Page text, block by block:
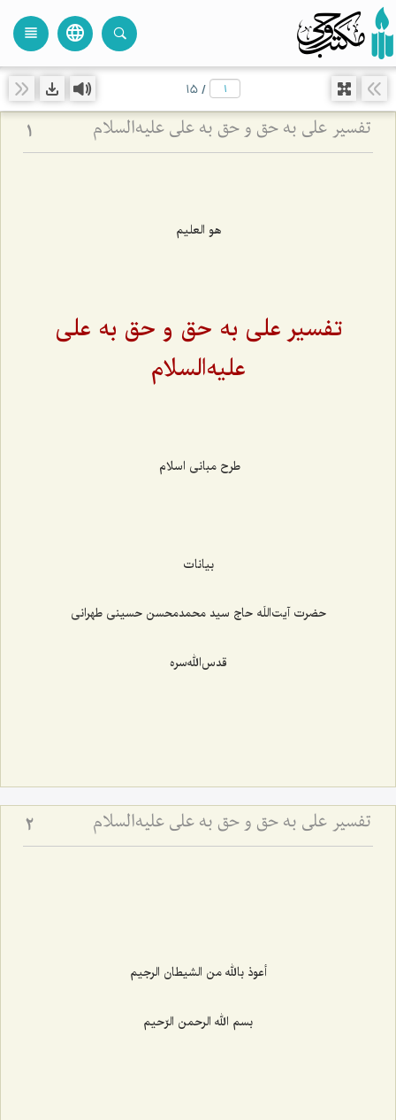
language
view_headline
/
15
تفسیر علی به حق و حق به علی علیه‌السلام 1
هو العليم
تفسیر علی به حق و حق به علی
علیه‌السلام
طرح مبانی اسلام
بیانات
حضرت آیت‌اللَه حاج سید محمدمحسن حسینی طهرانی
قدس‌الله‌سره
تفسیر علی به حق و حق به علی علیه‌السلام 2
أعوذ بالله من الشیطان الرجیم
بسم الله الرحمن الرّحیم